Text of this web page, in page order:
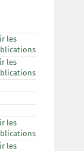
les
les
les
les